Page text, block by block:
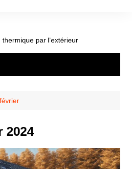
thermique par l'extérieur
février
2024